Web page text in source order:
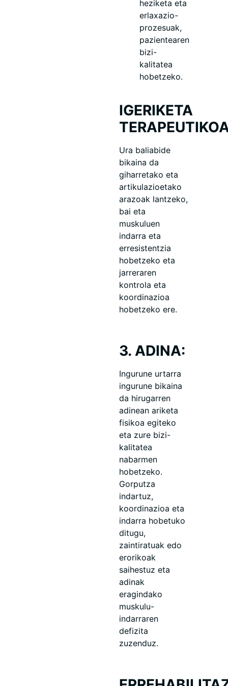
heziketa eta
erlaxazio-
prozesuak,
pazientearen
bizi-
kalitatea
hobetzeko.
IGERIKETA
Ura baliabide
bikaina da
giharretako eta
artikulazioetako
arazoak lantzeko,
bai eta
muskuluen
indarra eta
erresistentzia
hobetzeko eta
jarreraren
kontrola eta
koordinazioa
hobetzeko ere.
3. ADINA:
Ingurune urtarra
ingurune bikaina
da hirugarren
adinean ariketa
fisikoa egiteko
eta zure bizi-
kalitatea
nabarmen
hobetzeko.
Gorputza
indartuz,
koordinazioa eta
indarra hobetuko
ditugu,
zaintiratuak edo
erorikoak
saihestuz eta
adinak
eragindako
muskulu-
indarraren
defizita
zuzenduz.